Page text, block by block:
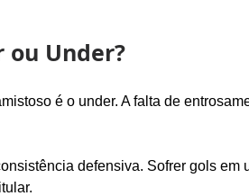
ou Under?
é o under. A falta de
defensiva. Sofrer gols em